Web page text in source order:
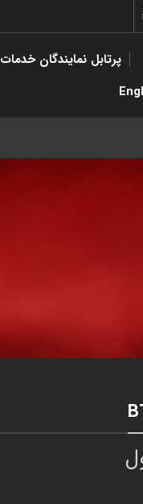
پرتابل نمایندگان خدمات